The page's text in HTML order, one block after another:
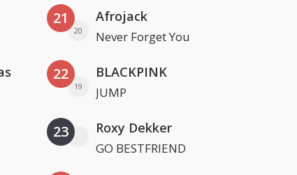
21
20
Afrojack
Never Forget You
22
19
BLACKPINK
JUMP
23 Roxy Dekker
GO BESTFRIEND